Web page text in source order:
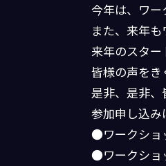
今年は、ワー
また、来年
来年のスタ
皆様の声をき
是非、是非、
参加申し込み
●ワークショ
●ワークショ